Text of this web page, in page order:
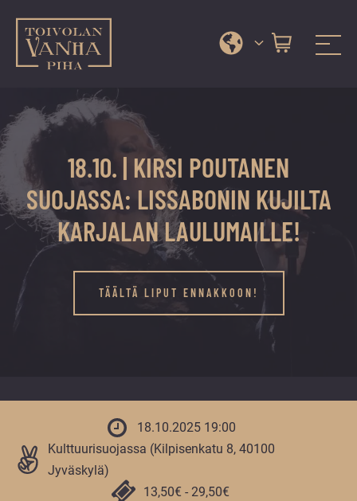
suoraan
sisältöön
Toivolan vanha piha
kauneimmassa
pihapiirissä
erilaiset
palvelut
tapahtumat
tarjoavat
kiireettömiä
hyviä
hetkiä
18.10. | KIRSI POUTANEN
SUOJASSA: LISSABONIN KUJILTA
KARJALAN LAULUMAILLE!
TÄÄLTÄ LIPUT ENNAKKOON!
18.10.2025 19:00
Kulttuurisuojassa (Kilpisenkatu 8, 40100
Jyväskylä)
13,50€ - 29,50€